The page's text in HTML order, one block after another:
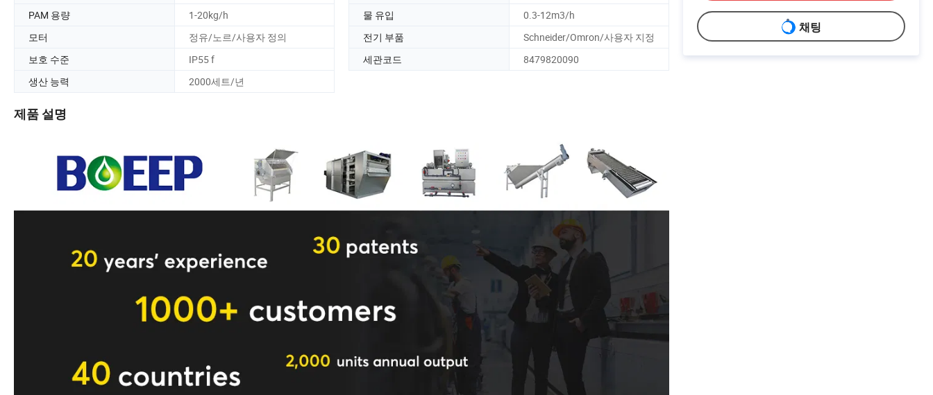
PAM 용량 1-20kg/h 물 유입
0.3-12m3/h
모터
정유/노르/사용자 정의 전기 부품
Schneider/Omron/사용자 지정
보호 수준
IP55 f 세관코드
8479820090
생산 능력
2000세트/년
제품 설명
채팅